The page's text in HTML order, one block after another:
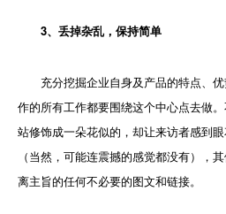
3、丢掉杂乱，保持简单
充分挖掘企业自身及产品的特点、
作的所有工作都要围绕这个中心点去做
站修饰成一朵花似的，却让来访者感到
（当然，可能连震撼的感觉都没有），
离主旨的任何不必要的图文和链接。